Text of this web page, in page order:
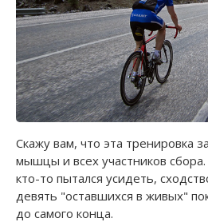
Скажу вам, что эта тренировка
мышцы и всех участников сбора.
кто-то пытался усидеть,
девять "оставшихся в живых"
до самого конца.